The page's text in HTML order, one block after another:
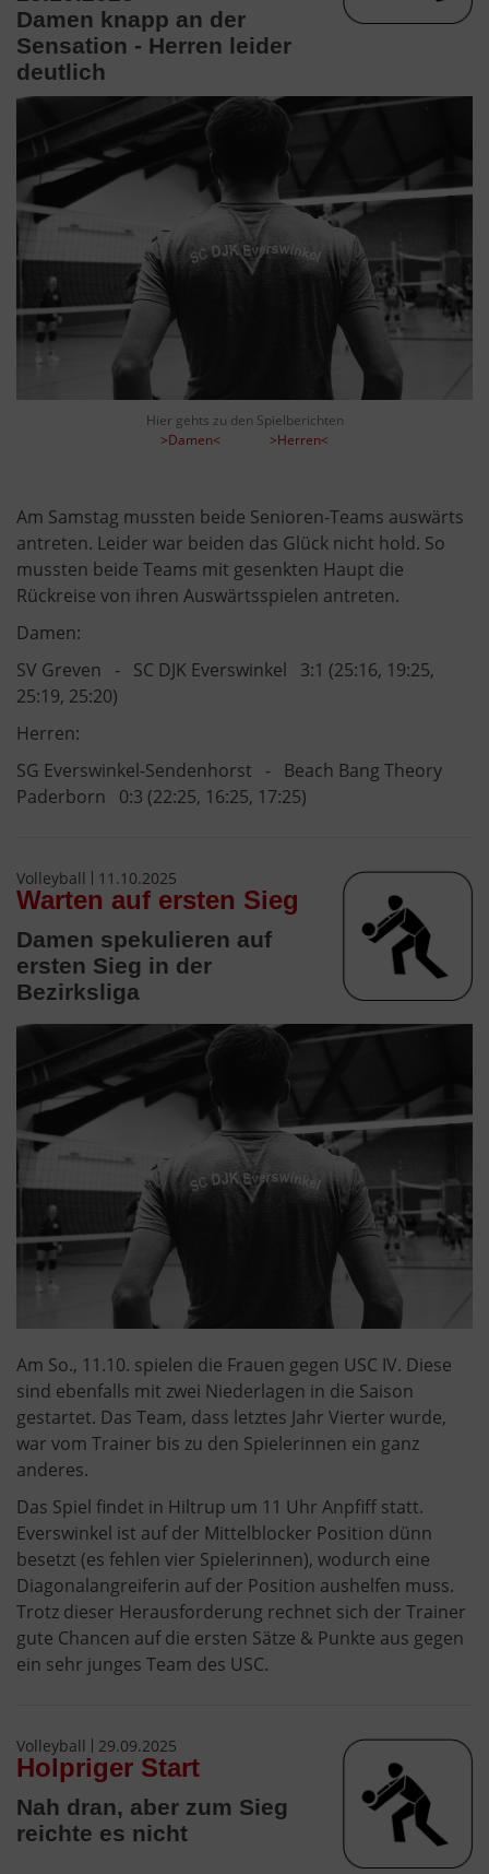
Damen knapp an der
Sensation - Herren leider
deutlich
Hier gehts zu den Spielberichten
>Damen<
>Herren<
Am Samstag mussten beide Senioren-Teams auswärts
antreten. Leider war beiden das Glück nicht hold. So
mussten beide Teams mit gesenkten Haupt die
Rückreise von ihren Auswärtsspielen antreten.
Damen:
SV Greven - SC DJK Everswinkel 3:1 (25:16, 19:25,
25:19, 25:20)
Herren:
SG Everswinkel-Sendenhorst - Beach Bang Theory
Paderborn 0:3 (22:25, 16:25, 17:25)
Volleyball 11.10.2025
Warten auf ersten Sieg
Damen spekulieren auf
ersten Sieg in der
Bezirksliga
Am So., 11.10. spielen die Frauen gegen USC IV. Diese
sind ebenfalls mit zwei Niederlagen in die Saison
gestartet. Das Team, dass letztes Jahr Vierter wurde,
war vom Trainer bis zu den Spielerinnen ein ganz
anderes.
Das Spiel findet in Hiltrup um 11 Uhr Anpfiff statt.
Everswinkel ist auf der Mittelblocker Position dünn
besetzt (es fehlen vier Spielerinnen), wodurch eine
Diagonalangreiferin auf der Position aushelfen muss.
Trotz dieser Herausforderung rechnet sich der Trainer
gute Chancen auf die ersten Sätze & Punkte aus gegen
ein sehr junges Team des USC.
Volleyball 29.09.2025
Holpriger Start
Nah dran, aber zum Sieg
reichte es nicht